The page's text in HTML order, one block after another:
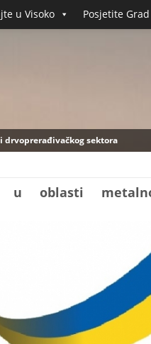
u Visoko Posjetite Grad
drvoprerađivačkog sektora
u oblasti